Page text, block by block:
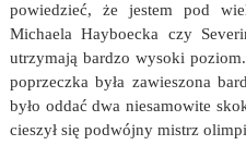
powiedzieć, że jestem pod
Michaela Hayboecka czy
utrzymają bardzo wysoki
poprzeczka była zawieszona
było oddać dwa niesamowite
cieszył się podwójny mistrz